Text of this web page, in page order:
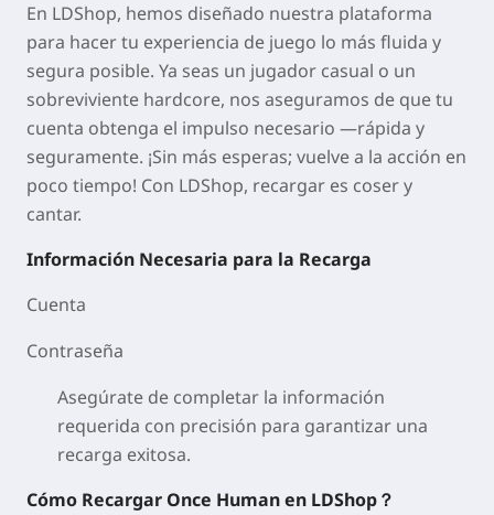
En LDShop, hemos diseñado nuestra plataforma
para hacer tu experiencia de juego lo más fluida y
segura posible. Ya seas un jugador casual o un
sobreviviente hardcore, nos aseguramos de que tu
cuenta obtenga el impulso necesario —rápida y
seguramente. ¡Sin más esperas; vuelve a la acción en
poco tiempo! Con LDShop, recargar es coser y
cantar.
Información Necesaria para la Recarga
Cuenta
Contraseña
Asegúrate de completar la información
requerida con precisión para garantizar una
recarga exitosa.
Cómo Recargar Once Human en LDShop？